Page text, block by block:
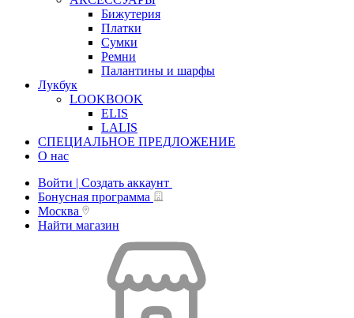
Бижутерия
Платки
Сумки
Ремни
Палантины и шарфы
Лукбук
LOOKBOOK
ELIS
LALIS
СПЕЦИАЛЬНОЕ ПРЕДЛОЖЕНИЕ
О нас
Войти | Создать аккаунт
Бонусная программа
Москва
Найти магазин